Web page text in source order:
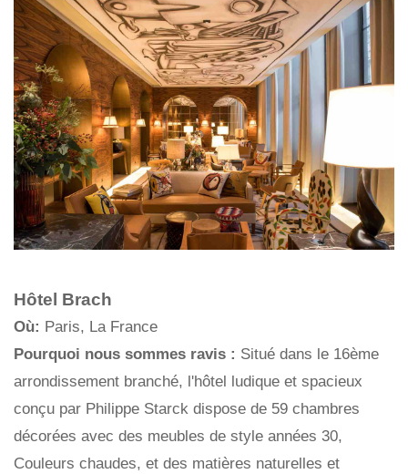
Hôtel Brach
Où: Paris, La France
Pourquoi nous sommes ravis : Situé dans le 16ème
arrondissement branché, l'hôtel ludique et spacieux
conçu par Philippe Starck dispose de 59 chambres
décorées avec des meubles de style années 30,
Couleurs chaudes, et des matières naturelles et